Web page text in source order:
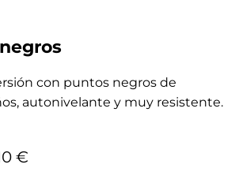
con puntos negros de
autonivelante y muy resistente.
€